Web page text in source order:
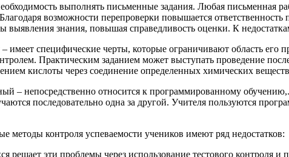
выполнять письменные задания. Любая письменная
возможности перепроверки повышается
выявления знания, повышая справедливость оценки. К
имеет специфические черты, которые ограничивают область
Практическим заданием может выступать проведение
кислоты через соединение определенных химических
– непосредственно относится к программированному
последовательно одна за другой. Учителя пользуются
контроля успеваемости учеников имеют ряд недостатков:
эти проблемы через использование тестового контроля и